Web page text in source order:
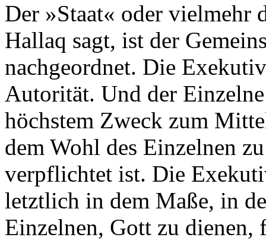
Der »Staat« oder vielmehr
Hallaq sagt, ist der
nachgeordnet. Die
Autorität. Und der
höchstem Zweck zum
dem Wohl des Einzelnen
verpflichtet ist. Die
letztlich in dem Maße, in
Einzelnen, Gott zu dienen,